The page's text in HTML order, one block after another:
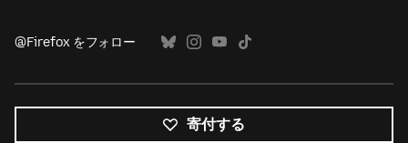
@Firefox をフォロー
寄付する